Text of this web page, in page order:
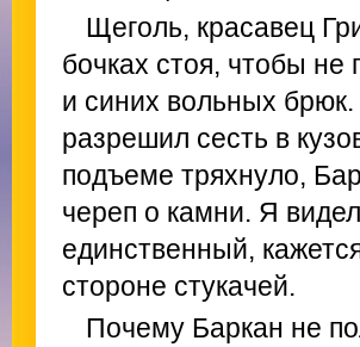
Щеголь, красавец
бочках стоя, чтобы не
и синих вольных
разрешил сесть в
подъеме тряхнуло,
череп о камни. Я
единственный,
стороне стукачей.
Почему Баркан не